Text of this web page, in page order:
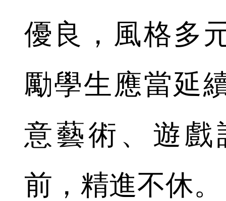
優良，風格多
勵學生應當延
意藝術、遊
前，精進不休。